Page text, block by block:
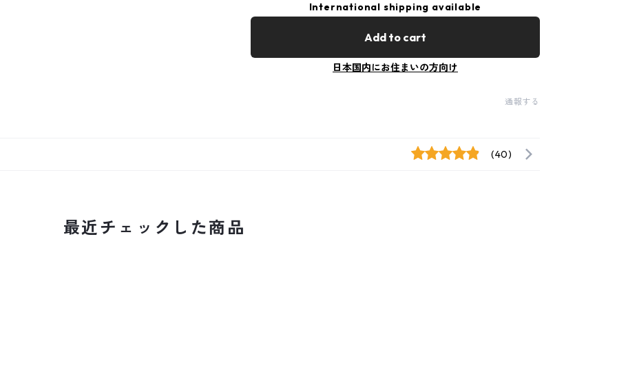
International shipping available
Add to cart
日本国内にお住まいの方向け
通報する
(40)
最近チェックした商品